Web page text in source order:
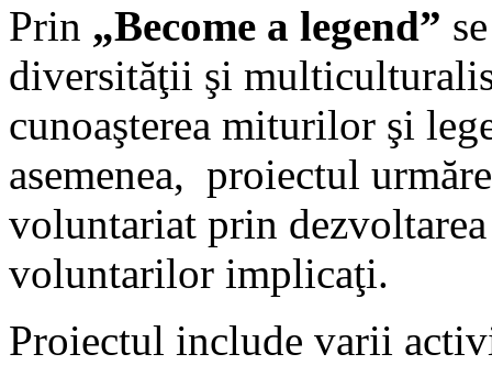
Prin „Become a legend”
diversităţii şi
cunoaşterea miturilor şi
asemenea, proiectul
voluntariat prin
voluntarilor implicaţi.
Proiectul include varii